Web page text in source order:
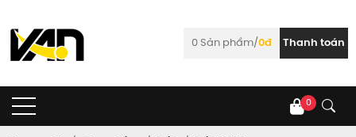
0 Sản phẩm/0đ Thanh toán
0